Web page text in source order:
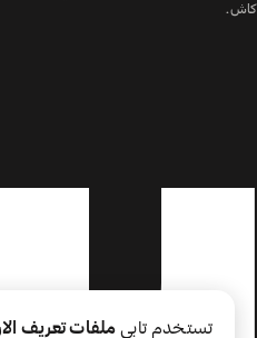
كاش.
تستخدم تابي ملفات تعريف